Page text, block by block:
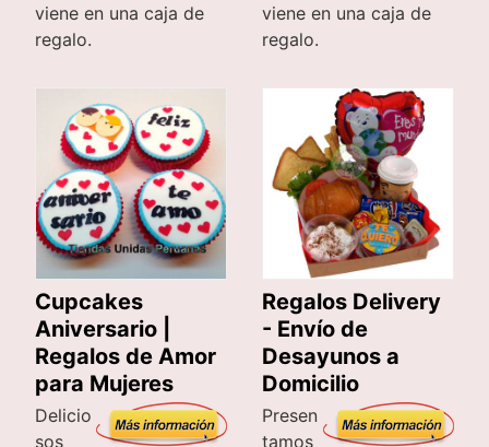
viene en una caja de
regalo.
viene en una caja de
regalo.
Cupcakes
Aniversario |
Regalos de Amor
para Mujeres
Delicio
sos
Regalos Delivery
- Envío de
Desayunos a
Domicilio
Presen
tamos